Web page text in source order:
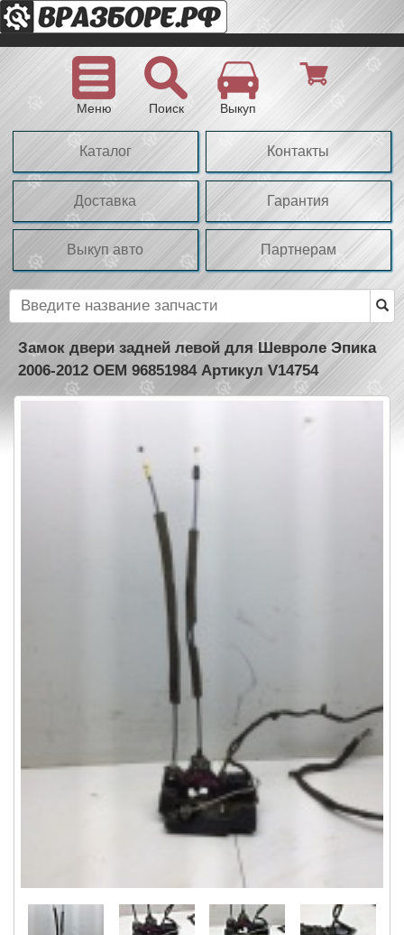
Меню Поиск Выкуп
Каталог Контакты
Доставка Гарантия
Выкуп авто Партнерам
Замок двери задней левой для Шевроле Эпика
2006-2012 OEM 96851984 Артикул V14754